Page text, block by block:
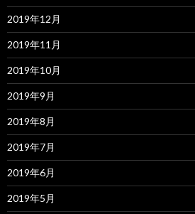
2019年12月
2019年11月
2019年10月
2019年9月
2019年8月
2019年7月
2019年6月
2019年5月